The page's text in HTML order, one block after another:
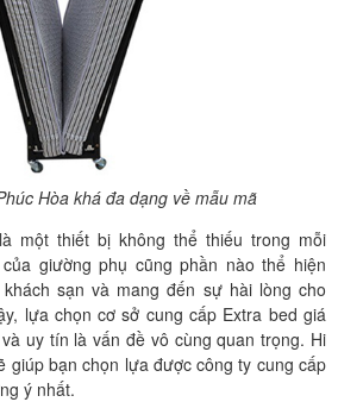
Hòa khá đa dạng về mẫu mã
một thiết bị không thể thiếu trong mỗi
giường phụ cũng phần nào thể hiện
sạn và mang đến sự hài lòng cho
lựa chọn cơ sở cung cấp Extra bed giá
uy tín là vấn đề vô cùng quan trọng. Hi
giúp bạn chọn lựa được công ty cung cấp
ý nhất.